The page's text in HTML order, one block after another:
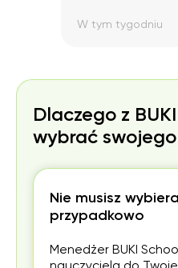
W tym tygodniu
Dlaczego z
wybrać
Nie musisz
przypadkowo
Menedżer BUKI